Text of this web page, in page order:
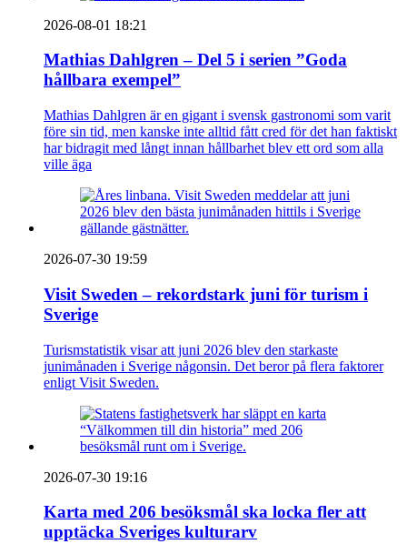
2026-08-01 18:21
Mathias Dahlgren – Del 5 i serien ”Goda
hållbara exempel”
Mathias Dahlgren är en gigant i svensk gastronomi som varit
före sin tid, men kanske inte alltid fått cred för det han faktiskt
har bidragit med långt innan hållbarhet blev ett ord som alla
ville äga
2026-07-30 19:59
Visit Sweden – rekordstark juni för turism i
Sverige
Turismstatistik visar att juni 2026 blev den starkaste
junimånaden i Sverige någonsin. Det beror på flera faktorer
enligt Visit Sweden.
2026-07-30 19:16
Karta med 206 besöksmål ska locka fler att
upptäcka Sveriges kulturarv